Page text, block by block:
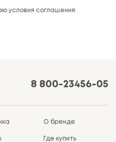
условия соглашения.
8 800-23456-05
О бренде
Где купить